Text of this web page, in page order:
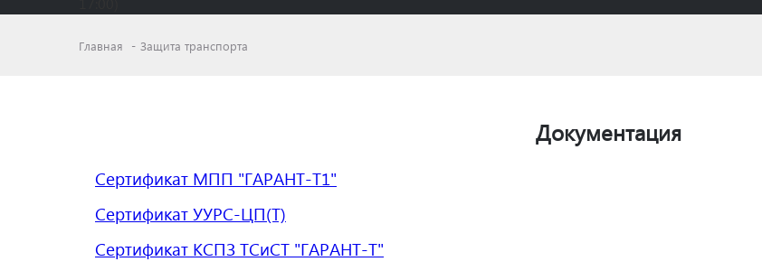
Главная Защита транспорта
Документация
Сертификат МПП "ГАРАНТ-Т1"
Сертификат УУРС-ЦП(Т)
Сертификат КСПЗ ТСиСТ "ГАРАНТ-Т"